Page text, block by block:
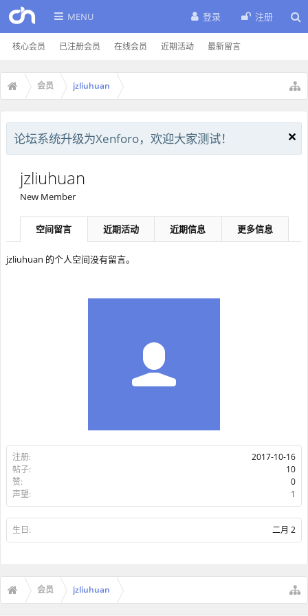
MENU
核心会员 已注册会员 在线会员 近期活动 最新留言
登录 注册
会员 jzliuhuan
论坛系统升级为Xenforo，欢迎大家测试！
注册:
2017-10-16
帖子:
10
赞:
0
声望:
1
生日: 二月 2
jzliuhuan
New Member
空间留言 近期活动 近期信息 更多信息
jzliuhuan 的个人空间没有留言。
会员 jzliuhuan